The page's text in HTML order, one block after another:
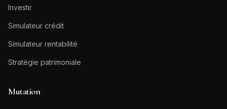
Investir
Simulateur crédit
Simulateur rentabilité
Stratégie patrimoniale
Mutation